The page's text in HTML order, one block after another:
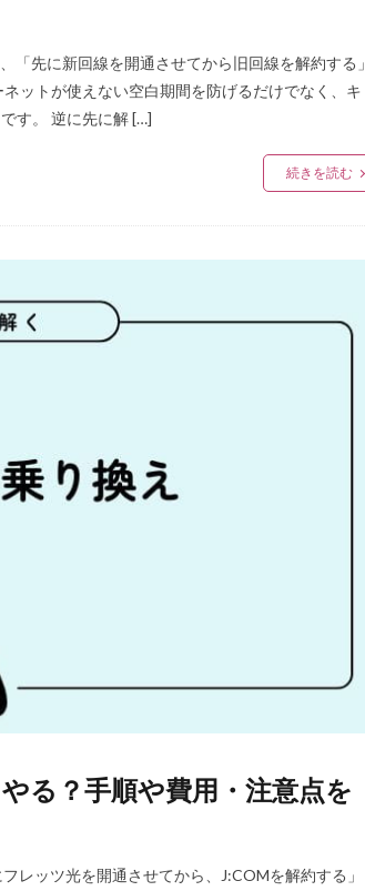
先に新回線を開通させてから旧回線を解約する」
ットが使えない空白期間を防げるだけでなく、キ
す。 逆に先に解 […]
続きを読む
る？手順や費用・注意点を
レッツ光を開通させてから、J:COMを解約する」